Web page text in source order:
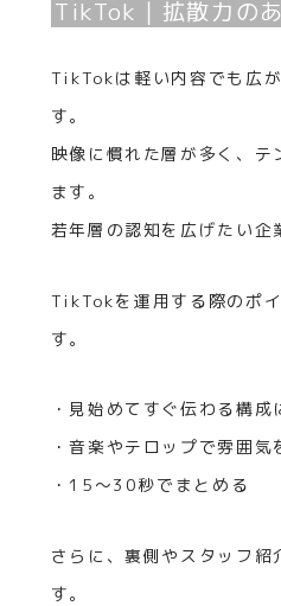
TikTok｜拡散力の
TikTokは軽い内容でも広
す。
映像に慣れた層が多く、テ
ます。
若年層の認知を広げたい企
TikTokを運用する際のポ
す。
・見始めてすぐ伝わる構成
・音楽やテロップで雰囲気
・15〜30秒でまとめる
さらに、裏側やスタッフ紹
す。